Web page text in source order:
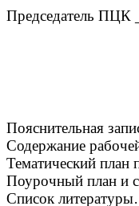
Председатель ПЦК
Содержание
Тематический
Поурочный
Список